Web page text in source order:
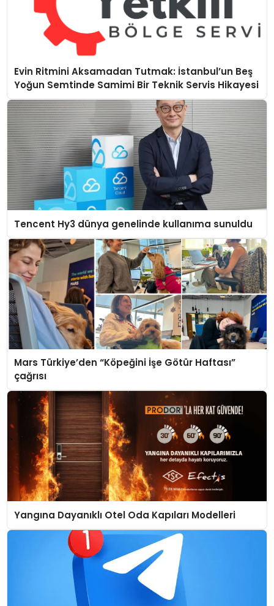
Evin Ritmini Aksamadan Tutmak: İstanbul’un Beş
Yoğun Semtinde Samimi Bir Teknik Servis Hikayesi
Tencent Hy3 dünya genelinde kullanıma sunuldu
Mars Türkiye’den “Köpeğini İşe Götür Haftası”
çağrısı
Yangına Dayanıklı Otel Oda Kapıları Modelleri